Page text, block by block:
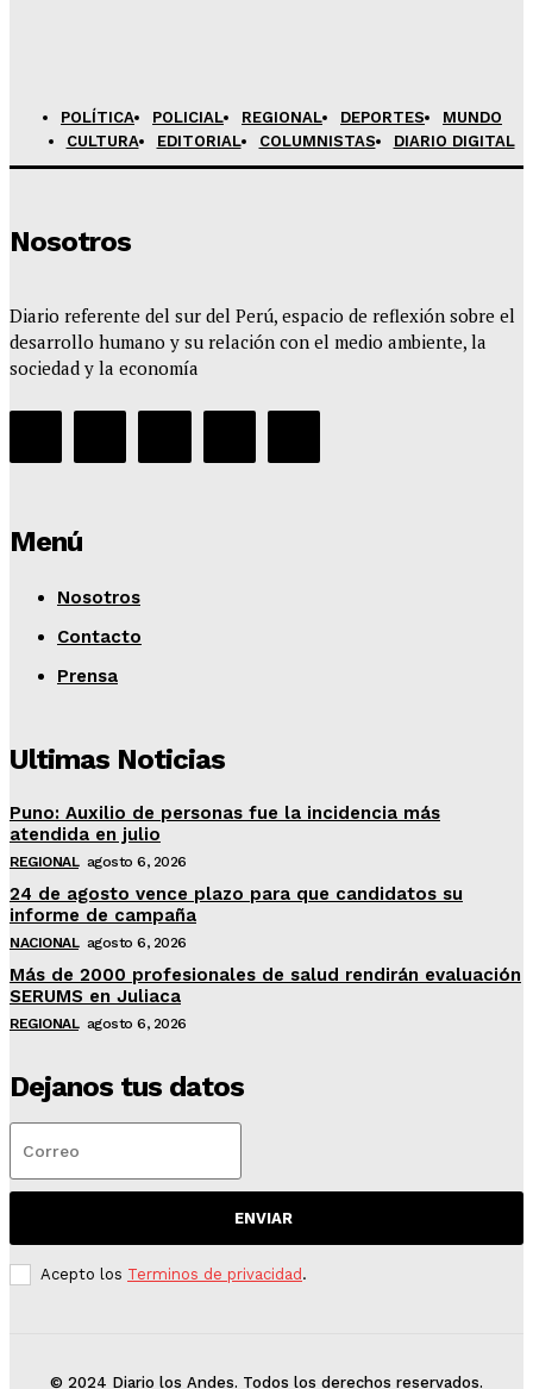
POLÍTICA
POLICIAL REGIONAL DEPORTES
MUNDO
CULTURA
EDITORIAL COLUMNISTAS DIARIO DIGITAL
Nosotros
Diario referente del sur del Perú, espacio de reflexión sobre el
desarrollo humano y su relación con el medio ambiente, la
sociedad y la economía
Menú
Nosotros
Contacto
Prensa
Ultimas Noticias
Puno: Auxilio de personas fue la incidencia más
atendida en julio
REGIONAL agosto 6, 2026
24 de agosto vence plazo para que candidatos su
informe de campaña
NACIONAL agosto 6, 2026
Más de 2000 profesionales de salud rendirán evaluación
SERUMS en Juliaca
REGIONAL agosto 6, 2026
Dejanos tus datos
ENVIAR
Acepto los Terminos de privacidad .
© 2024 Diario los Andes. Todos los derechos reservados.